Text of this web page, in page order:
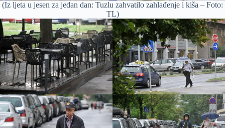
(Iz ljeta u jesen za jedan dan: Tuzlu zahvatilo zahlađenje i kiša – Foto:
TL)